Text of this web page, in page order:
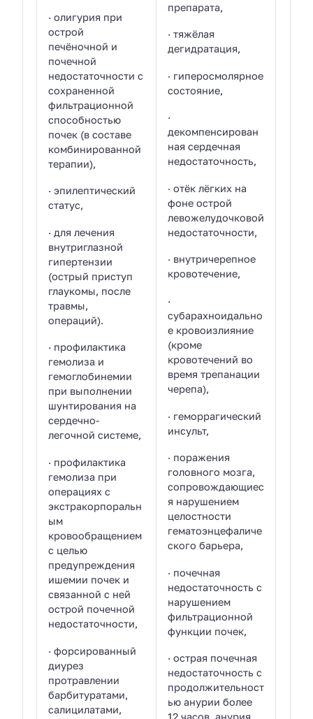
· олигурия при
острой
печёночной и
почечной
недостаточности с
сохраненной
фильтрационной
способностью
почек (в составе
комбинированной
терапии),
· эпилептический
статус,
· для лечения
внутриглазной
гипертензии
(острый приступ
глаукомы, после
травмы,
операций).
· профилактика
гемолиза и
гемоглобинемии
при выполнении
шунтирования на
сердечно-
легочной системе,
· профилактика
гемолиза при
операциях с
экстракорпоральн
ым
кровообращением
с целью
предупреждения
ишемии почек и
связанной с ней
острой почечной
недостаточности,
· форсированный
диурез
протравлении
барбитуратами,
салицилатами,
препарата,
· тяжёлая
дегидратация,
· гиперосмолярное
состояние,
·
декомпенсирован
ная сердечная
недостаточность,
· отёк лёгких на
фоне острой
левожелудочковой
недостаточности,
· внутричерепное
кровотечение,
·
субарахноидально
е кровоизлияние
(кроме
кровотечений во
время трепанации
черепа),
· геморрагический
инсульт,
· поражения
головного мозга,
сопровождающиес
я нарушением
целостности
гематоэнцефаличе
ского барьера,
· почечная
недостаточность с
нарушением
фильтрационной
функции почек,
· острая почечная
недостаточность с
продолжительност
ью анурии более